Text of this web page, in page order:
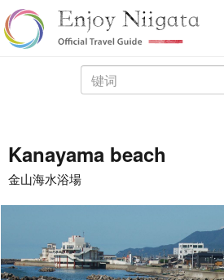
Kanayama beach
金山海水浴場